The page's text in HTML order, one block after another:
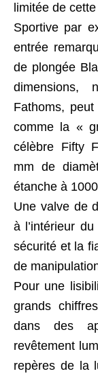
limitée de
Sportive par
entrée
de plongée
dimensions,
Fathoms,
comme la «
célèbre Fifty
mm de
étanche à
Une valve de
à l’intérieur
sécurité et la
de
Pour une
grands
dans des
revêtement
repères de la